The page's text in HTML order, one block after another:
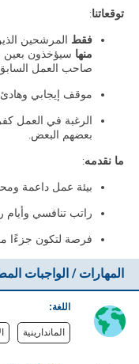
توقعاتنا:
فقط المرشحين
منها سيؤخذون بعين
صاحب العمل
موقف إيجابي
الرغبة في العمل
بعضهم البعض.
ما نقدمه:
بيئة عمل داعمة
راتب تنافسي وأيام
فرصة لتكون جزءًا
المهارات / الواجبات
اللغة:
الماندارينية